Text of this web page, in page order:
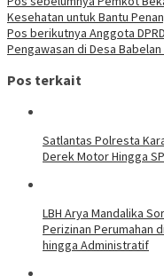
Kesehatan untuk Bantu
Pos berikutnya Anggota
Pengawasan di Desa
Pos terkait
Satlantas Polresta
Derek Motor Hingga
LBH Arya Mandalika
Perizinan Perumahan
hingga Administratif